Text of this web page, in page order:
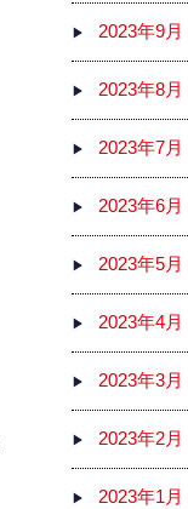
2023年9月
2023年8月
2023年7月
2023年6月
2023年5月
2023年4月
2023年3月
2023年2月
2023年1月